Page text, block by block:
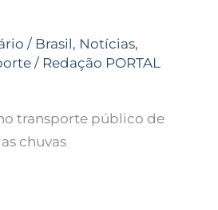
/ Brasil, Notícias,
/ Redação PORTAL
transporte público de
chuvas